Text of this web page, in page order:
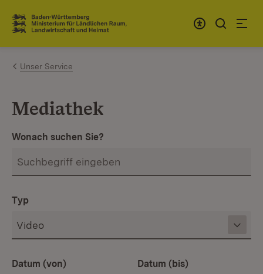
Zum Inhalt springen
Link zur Startseite
Unser Service
Mediathek
Wonach suchen Sie?
Typ
Datum (von) Datum (bis)